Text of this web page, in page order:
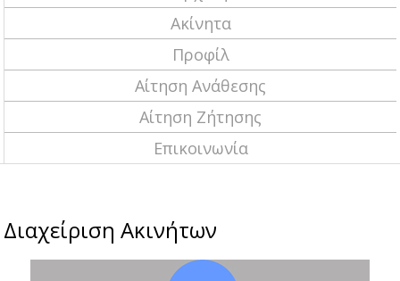
Ακίνητα
Προφίλ
Αίτηση Ανάθεσης
Αίτηση Ζήτησης
Επικοινωνία
Διαχείριση Ακινήτων